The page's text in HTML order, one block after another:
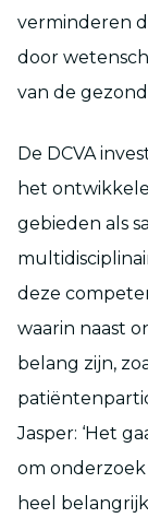
verminderen
door
van de
De DCVA
het
gebieden als
deze
waarin naast
belang zijn,
Jasper: ‘Het
om
heel